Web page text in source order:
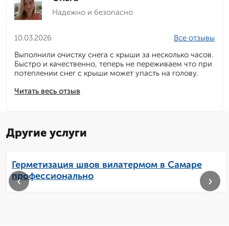
Надежно и безопасно
10.03.2026
Читать весь отзыв
Все отзывы
Выполнили очистку снега с крыши за несколько часов.
Быстро и качественно, теперь не переживаем что при
потеплении снег с крыши может упасть на голову.
Другие услуги
Герметизация швов вилатермом в Самаре
профессионально
‹ ›